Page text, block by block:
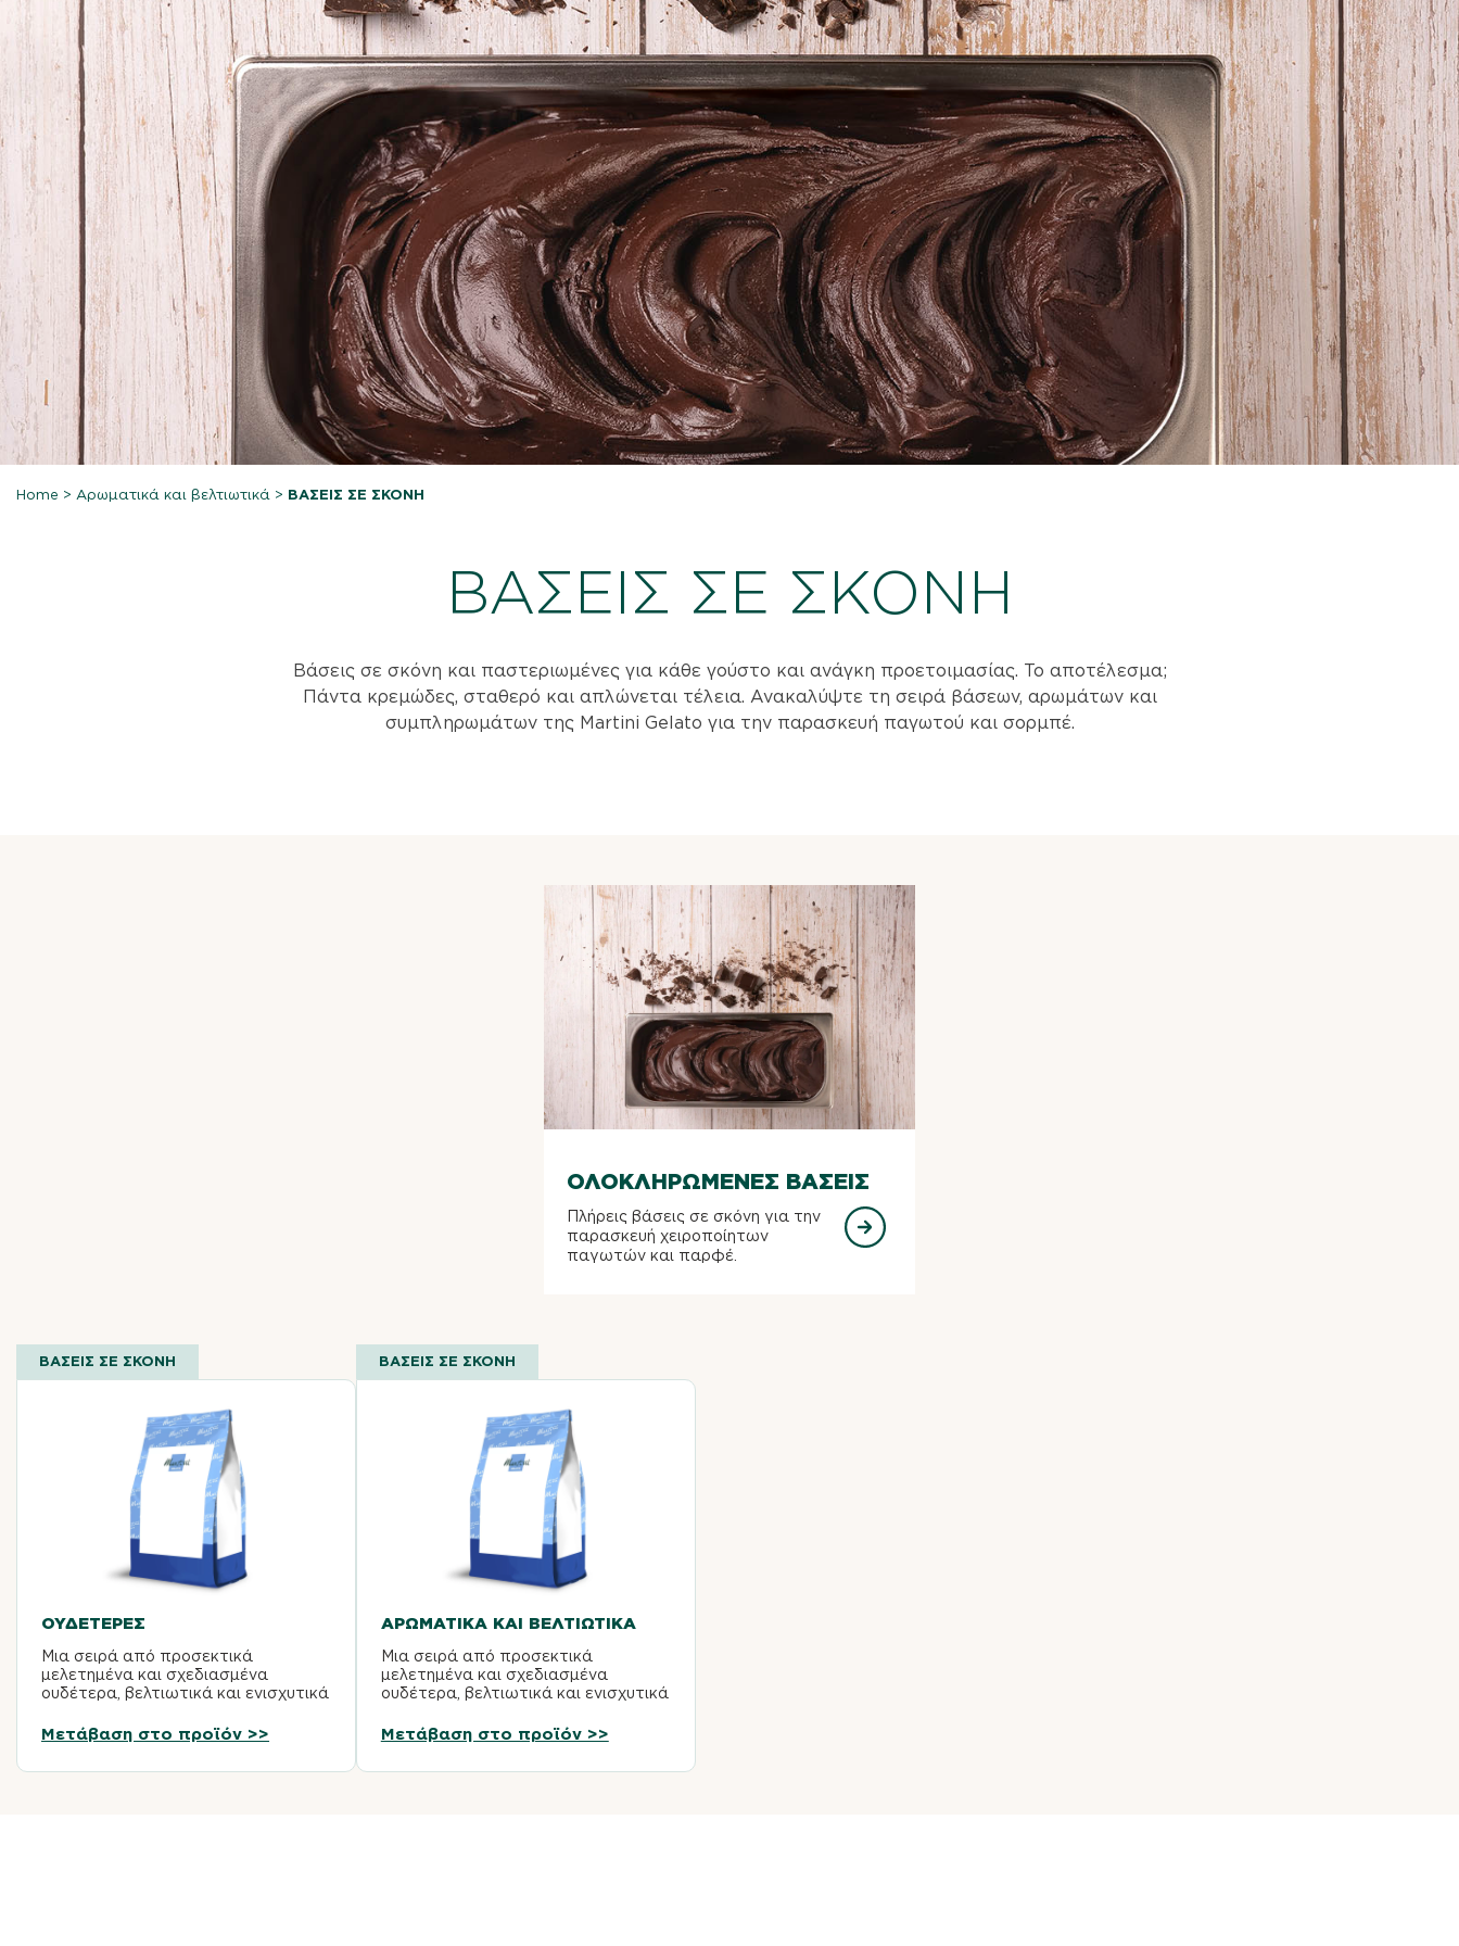
Home >Αρωματικά και βελτιωτικά > ΒΑΣΕΙΣ ΣΕ ΣΚΟΝΗ
ΒΑΣΕΙΣ ΣΕ ΣΚΟΝΗ
Βάσεις σε σκόνη και παστεριωμένες για κάθε γούστο και ανάγκη προετοιμασίας. Το αποτέλεσμα;
Πάντα κρεμώδες, σταθερό και απλώνεται τέλεια. Ανακαλύψτε τη σειρά βάσεων, αρωμάτων και
συμπληρωμάτων της Martini Gelato για την παρασκευή παγωτού και σορμπέ.
ΟΛΟΚΛΗΡΩΜΕΝΕΣ ΒΑΣΕΙΣ
Πλήρεις βάσεις σε σκόνη για την
παρασκευή χειροποίητων
παγωτών και παρφέ.
ΒΑΣΕΙΣ ΣΕ ΣΚΟΝΗ
ΟΥΔΈΤΕΡΕΣ
Μια σειρά από προσεκτικά
μελετημένα και σχεδιασμένα
ουδέτερα, βελτιωτικά και ενισχυτικά
παγωτομηχανή να δημιουργήσει
Μετάβαση στο προϊόν >>
ΒΑΣΕΙΣ ΣΕ ΣΚΟΝΗ
ΑΡΩΜΑΤΙΚΆ ΚΑΙ ΒΕΛΤΙΩΤΙΚΆ
Μια σειρά από προσεκτικά
μελετημένα και σχεδιασμένα
ουδέτερα, βελτιωτικά και ενισχυτικά
παγωτομηχανή να δημιουργήσει
Μετάβαση στο προϊόν >>